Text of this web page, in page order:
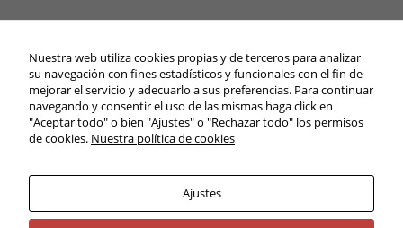
Si al apretar el botón Enviar aparece el mensaje
"FORMULARIO ENVIADO" su proceso de inscripción se ha realizado
correctamente.
Para cualquier problema contacte con
Nuestra web utiliza cookies propias y de terceros para analizar
su navegación con fines estadísticos y funcionales con el fin de
mejorar el servicio y adecuarlo a sus preferencias. Para continuar
navegando y consentir el uso de las mismas haga click en
"Aceptar todo" o bien "Ajustes" o "Rechazar todo" los permisos
de cookies. Nuestra política de cookies
Ajustes
Necesarias
Estas
cookies no
son
Son
para que